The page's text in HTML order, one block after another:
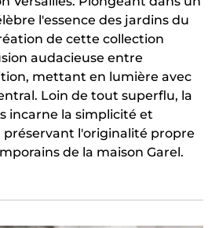
l'essence des jardins du
de cette collection
audacieuse entre
mettant en lumière avec
Loin de tout superflu, la
incarne la simplicité et
préservant l'originalité propre
de la maison Garel.